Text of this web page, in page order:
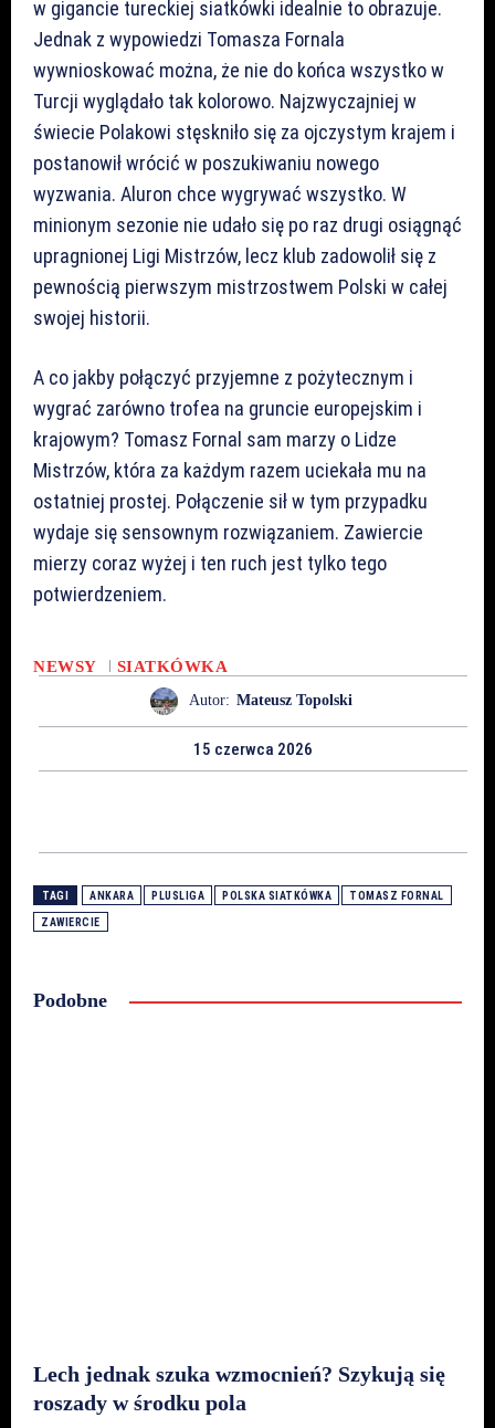
w gigancie tureckiej siatkówki idealnie to obrazuje.
Jednak z wypowiedzi Tomasza Fornala
wywnioskować można, że nie do końca wszystko w
Turcji wyglądało tak kolorowo. Najzwyczajniej w
świecie Polakowi stęskniło się za ojczystym krajem i
postanowił wrócić w poszukiwaniu nowego
wyzwania. Aluron chce wygrywać wszystko. W
minionym sezonie nie udało się po raz drugi osiągnąć
upragnionej Ligi Mistrzów, lecz klub zadowolił się z
pewnością pierwszym mistrzostwem Polski w całej
swojej historii.
A co jakby połączyć przyjemne z pożytecznym i
wygrać zarówno trofea na gruncie europejskim i
krajowym? Tomasz Fornal sam marzy o Lidze
Mistrzów, która za każdym razem uciekała mu na
ostatniej prostej. Połączenie sił w tym przypadku
wydaje się sensownym rozwiązaniem. Zawiercie
mierzy coraz wyżej i ten ruch jest tylko tego
potwierdzeniem.
NEWSY SIATKÓWKA
Autor: Mateusz Topolski
15 czerwca 2026
TAGI ANKARA PLUSLIGA POLSKA SIATKÓWKA TOMASZ FORNAL
ZAWIERCIE
Podobne
Lech jednak szuka wzmocnień? Szykują się
roszady w środku pola